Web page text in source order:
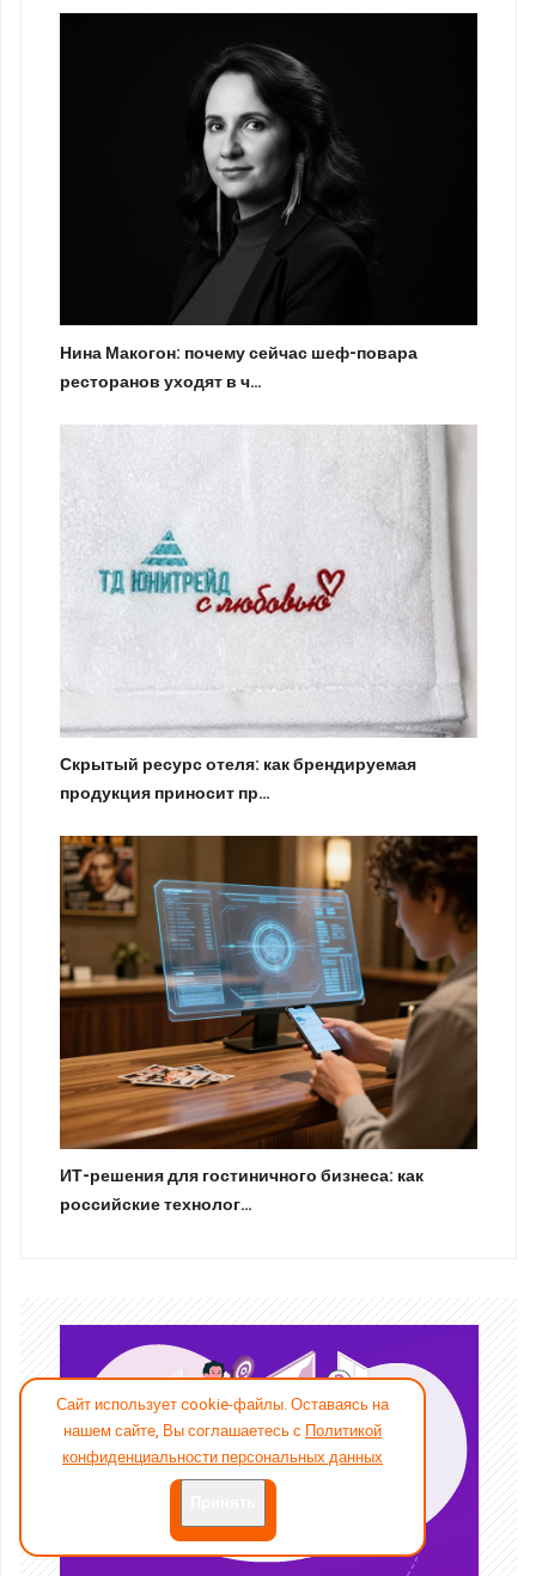
Нина Макогон: почему сейчас шеф-повара
ресторанов уходят в ч…
Скрытый ресурс отеля: как брендируемая
продукция приносит пр…
ИТ-решения для гостиничного бизнеса: как
российские технолог…
Сайт использует cookie-файлы. Оставаясь на
нашем сайте, Вы соглашаетесь с Политикой
конфиденциальности персональных данных